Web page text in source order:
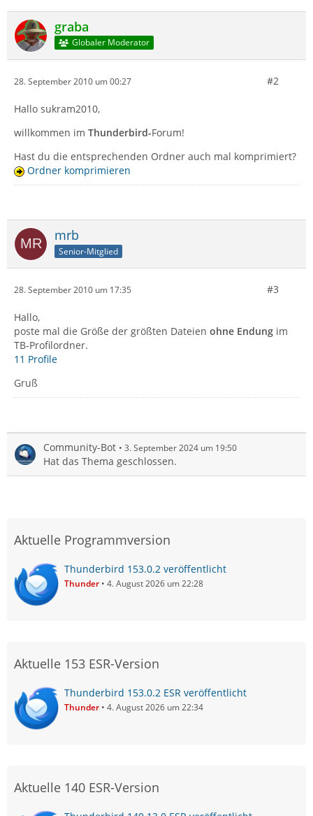
graba
Globaler Moderator
28. September 2010 um 00:27 #2
Hallo sukram2010,
willkommen im Thunderbird-Forum!
Hast du die entsprechenden Ordner auch mal komprimiert?
Ordner komprimieren
mrb
Senior-Mitglied
28. September 2010 um 17:35 #3
Hallo,
poste mal die Größe der größten Dateien ohne Endung im
TB-Profilordner.
11 Profile
Gruß
Community-Bot 3. September 2024 um 19:50
Hat das Thema geschlossen.
Aktuelle Programmversion
Thunderbird 153.0.2 veröffentlicht
Thunder 4. August 2026 um 22:28
Aktuelle 153 ESR-Version
Thunderbird 153.0.2 ESR veröffentlicht
Thunder 4. August 2026 um 22:34
Aktuelle 140 ESR-Version